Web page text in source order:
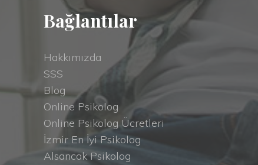
Bağlantılar
Hakkımızda
SSS
Blog
Online Psikolog
Online Psikolog Ücretleri
İzmir En İyi Psikolog
Alsancak Psikolog